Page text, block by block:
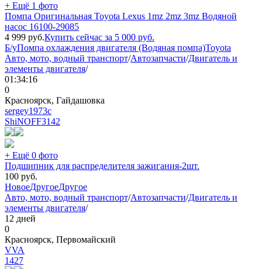
+ Ещё 1 фото
Помпа Оригинальная Toyota Lexus 1mz 2mz 3mz Водяной
насос 16100-29085
4 999 руб.Купить сейчас за 5 000 руб.
Б/уПомпа охлаждения двигателя (Водяная помпа)Toyota
Авто, мото, водный транспорт/Автозапчасти/Двигатель и
элементы двигателя/
01:34:16
0
Красноярск, Гайдашовка
sergey1973с
ShiNOFF3142
+ Ещё 0 фото
Подшипник для распределителя зажигания-2шт.
100 руб.
НовоеДругоеДругое
Авто, мото, водный транспорт/Автозапчасти/Двигатель и
элементы двигателя/
12 дней
0
Красноярск, Первомайский
VVA
1427